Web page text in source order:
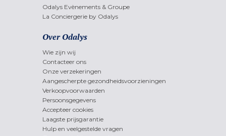
Odalys Evènements & Groupe
La Conciergerie by Odalys
Over Odalys
Wie zijn wij
Contacteer ons
Onze verzekeringen
Aangescherpte gezondheidsvoorzieningen
Verkoopvoorwaarden
Persoonsgegevens
Accepteer cookies
Laagste prijsgarantie
Hulp en veelgestelde vragen